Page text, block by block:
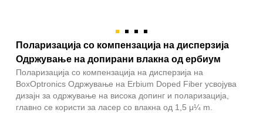
Поларизација со компензација на дисперзија
Одржување на допирани влакна од ербиум
Поларизација со компензација на дисперзија на
BoxOptronics Одржување на Erbium Doped Fiber усвојува
дизајн за одржување на висока допинг и поларизација,
главно се користи за ласер со влакна од 1,5 μ¼ m.